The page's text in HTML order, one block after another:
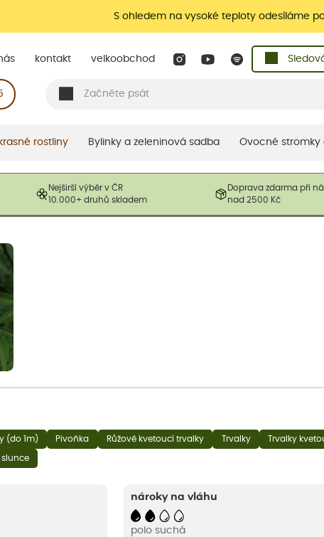
S ohledem na vysoké teploty odesíláme
kontakt velkoobchod
rostliny Bylinky a zeleninová sadba Ovocné stromky
Nejširší výběr v ČR
10.000+ druhů skladem
Doprava zdarma při
nad 2500 Kč
účely a mají reprezentovat prodávané produkty. V závislosti na sezónnosti
stavu a bez listů. Rostliny mohou být také sestřiženy níže, než je
(do 1m) Pivoňka Růžově kvetoucí trvalky Trvalky Trvalky
slunce
nároky na vláhu
polo suchá